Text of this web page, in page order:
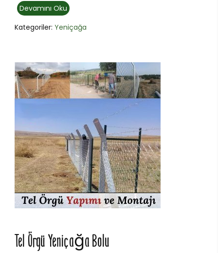
Devamını Oku
Kategoriler: Yeniçağa
Tel Örgü Yeniçağa Bolu